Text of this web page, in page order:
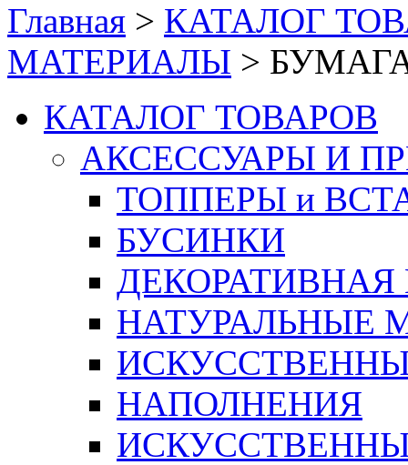
Главная > КАТАЛОГ
МАТЕРИАЛЫ >
КАТАЛОГ ТОВАРОВ
АКСЕССУАРЫ И
ТОППЕРЫ и
БУСИНКИ
ДЕКОРАТИВНАЯ
НАТУРАЛЬНЫЕ
НАПОЛНЕНИЯ